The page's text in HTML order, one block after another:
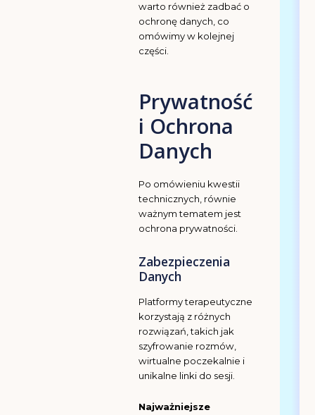
warto również zadbać o
ochronę danych, co
omówimy w kolejnej
części.
Prywatność
i Ochrona
Danych
Po omówieniu kwestii
technicznych, równie
ważnym tematem jest
ochrona prywatności.
Zabezpieczenia
Danych
Platformy terapeutyczne
korzystają z różnych
rozwiązań, takich jak
szyfrowanie rozmów,
wirtualne poczekalnie i
unikalne linki do sesji.
Najważniejsze